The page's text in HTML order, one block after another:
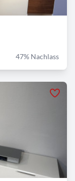
47% Nachlass